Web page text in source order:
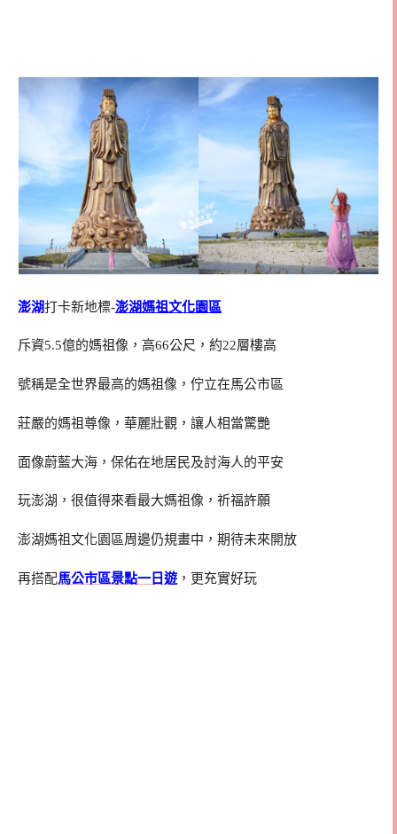
澎湖打卡新地標-澎湖媽祖文化園區
斥資5.5億的媽祖像，高66公尺，約22層樓高
號稱是全世界最高的媽祖像，佇立在馬公市區
莊嚴的媽祖尊像，華麗壯觀，讓人相當驚艷
面像蔚藍大海，保佑在地居民及討海人的平安
玩澎湖，很值得來看最大媽祖像，祈福許願
澎湖媽祖文化園區周邊仍規畫中，期待未來開放
再搭配馬公市區景點一日遊 ，更充實好玩